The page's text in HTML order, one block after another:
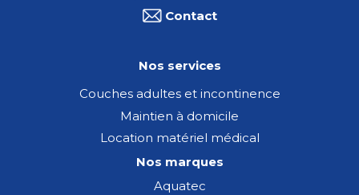
Contact
Nos services
Couches adultes et incontinence
Maintien à domicile
Location matériel médical
Nos marques
Aquatec